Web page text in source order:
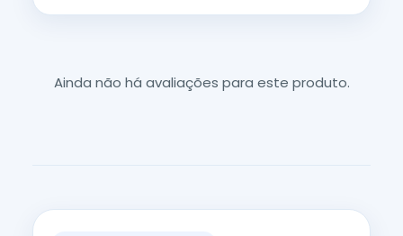
Ainda não há avaliações para este produto.